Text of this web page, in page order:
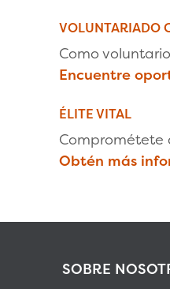
VOLUNTARIADO
Como
Encuentre
ÉLITE VITAL
Comprométete
Obtén más
SOBRE